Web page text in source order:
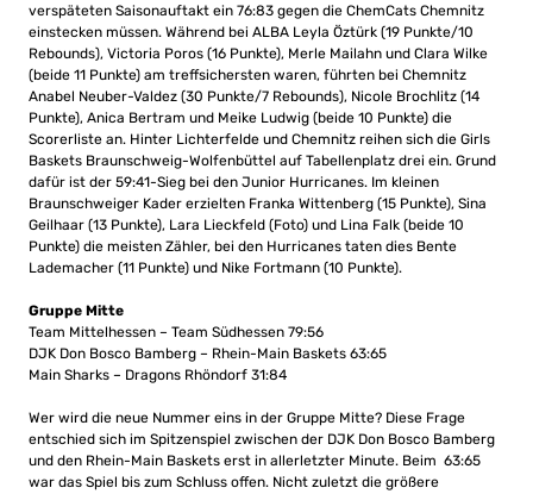
verspäteten Saisonauftakt ein 76:83 gegen die ChemCats Chemnitz
einstecken müssen. Während bei ALBA Leyla Öztürk (19 Punkte/10
Rebounds), Victoria Poros (16 Punkte), Merle Mailahn und Clara Wilke
(beide 11 Punkte) am treffsichersten waren, führten bei Chemnitz
Anabel Neuber-Valdez (30 Punkte/7 Rebounds), Nicole Brochlitz (14
Punkte), Anica Bertram und Meike Ludwig (beide 10 Punkte) die
Scorerliste an. Hinter Lichterfelde und Chemnitz reihen sich die Girls
Baskets Braunschweig-Wolfenbüttel auf Tabellenplatz drei ein. Grund
dafür ist der 59:41-Sieg bei den Junior Hurricanes. Im kleinen
Braunschweiger Kader erzielten Franka Wittenberg (15 Punkte), Sina
Geilhaar (13 Punkte), Lara Lieckfeld (Foto) und Lina Falk (beide 10
Punkte) die meisten Zähler, bei den Hurricanes taten dies Bente
Lademacher (11 Punkte) und Nike Fortmann (10 Punkte).
Gruppe Mitte
Team Mittelhessen – Team Südhessen 79:56
DJK Don Bosco Bamberg – Rhein-Main Baskets 63:65
Main Sharks – Dragons Rhöndorf 31:84
Wer wird die neue Nummer eins in der Gruppe Mitte? Diese Frage
entschied sich im Spitzenspiel zwischen der DJK Don Bosco Bamberg
und den Rhein-Main Baskets erst in allerletzter Minute. Beim 63:65
war das Spiel bis zum Schluss offen. Nicht zuletzt die größere